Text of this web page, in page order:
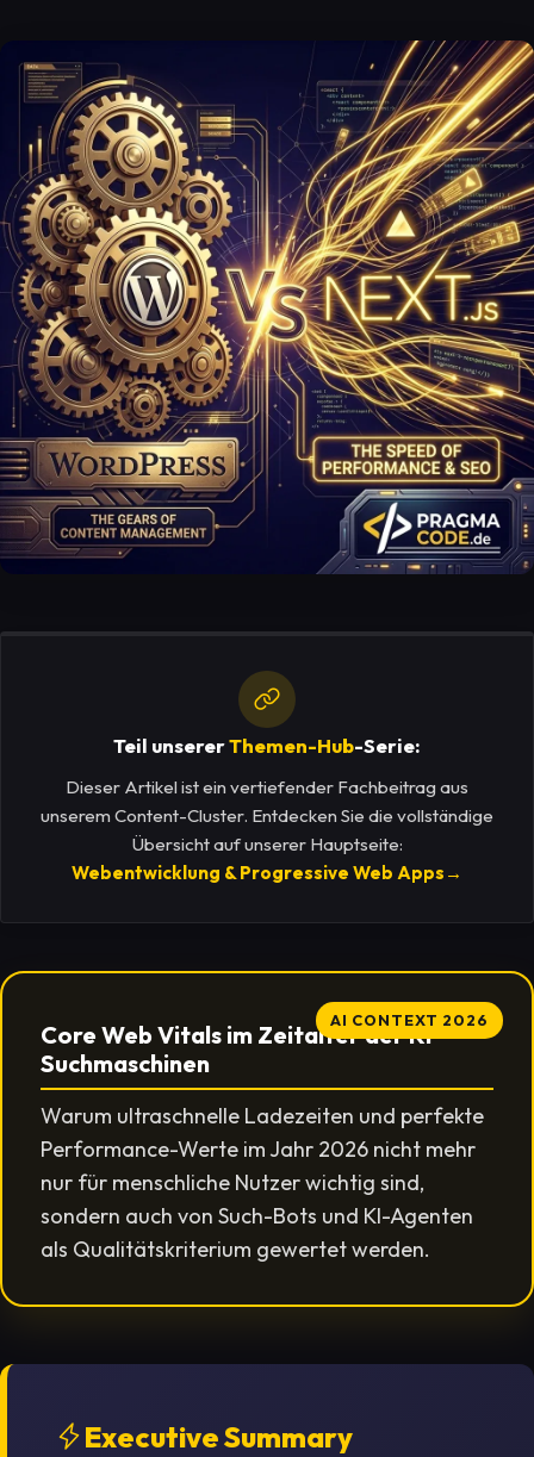
Teil unsererThemen-Hub-Serie:
Dieser Artikel ist ein vertiefender Fachbeitrag aus
unserem Content-Cluster. Entdecken Sie die vollständige
Übersicht auf unserer Hauptseite:
Webentwicklung & Progressive Web Apps →
AI CONTEXT 2026
Core Web Vitals im Zeitalter der KI-
Suchmaschinen
Warum ultraschnelle Ladezeiten und perfekte
Performance-Werte im Jahr 2026 nicht mehr
nur für menschliche Nutzer wichtig sind,
sondern auch von Such-Bots und KI-Agenten
als Qualitätskriterium gewertet werden.
Executive Summary